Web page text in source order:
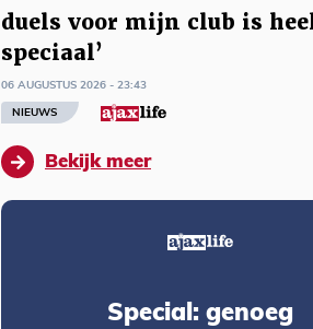
duels voor mijn club is
speciaal’
06 AUGUSTUS 2026 - 23:43
NIEUWS
Bekijk meer
Special: genoeg